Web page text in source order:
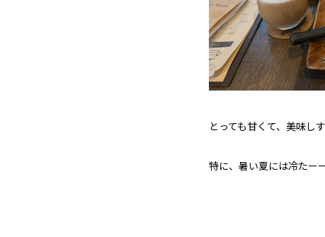
とっても甘くて、美味し
特に、暑い夏には冷たー